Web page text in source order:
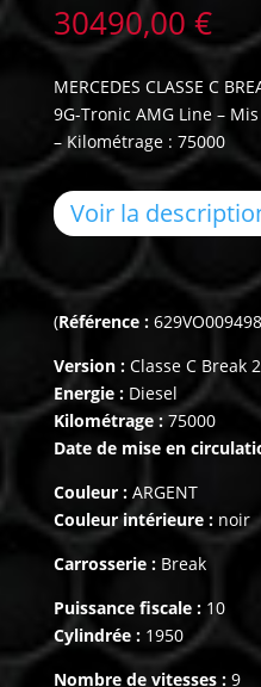
30490,00 €
MERCEDES CLASSE C
9G-Tronic AMG Line –
– Kilométrage : 75000
Voir la
(Référence :
Version :Classe C Break
Energie :Diesel
Kilométrage :75000
Date de mise en
Couleur :ARGENT
Couleur intérieure : noir
Carrosserie :Break
Puissance fiscale :10
Cylindrée :1950
Nombre de vitesses :9